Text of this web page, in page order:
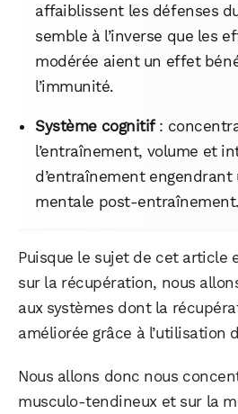
affaiblissent les défenses
semble à l’inverse que les
modérée aient un effet
l’immunité.
Système cognitif:
l’entraînement, volume et
d’entraînement engendrant
mentale post-entraînement.
Puisque le sujet de cet article
sur la récupération, nous
aux systèmes dont la
améliorée grâce à l’utilisation
Nous allons donc nous
musculo-tendineux et sur la